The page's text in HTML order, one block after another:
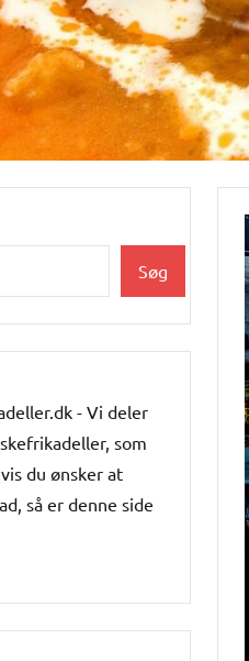
Søg
- Vi deler
som
du ønsker at
så er denne side